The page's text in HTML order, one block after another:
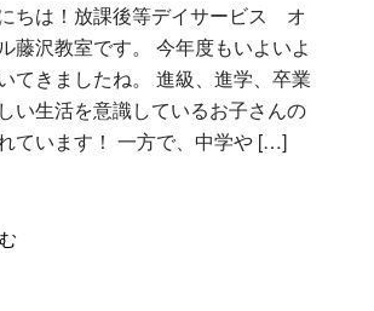
ちは！放課後等デイサービス オ
藤沢教室です。 今年度もいよいよ
てきましたね。 進級、進学、卒業
い生活を意識しているお子さんの
ています！ 一方で、中学や […]